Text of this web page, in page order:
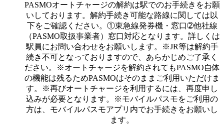
PASMOオートチャージの解約は駅でのお手続きをお願
いしております。解約手続き可能な路線に関しては以
下をご確認ください。①東急線発券機・窓口➁他社線
（PASMO取扱事業者）窓口対応となります。詳しくは
駅員にお問い合わせをお願いします。※JR等は解約手
続き不可となっておりますので、あらかじめご了承く
ださい。※オートチャージを解約されてもPASMO自体
の機能は残るためPASMOはそのままご利用いただけま
す。※再びオートチャージを利用するには、再度申し
込みが必要となります。※モバイルパスモをご利用の
方は、モバイルパスモアプリ内でお手続きをお願いし
ます。